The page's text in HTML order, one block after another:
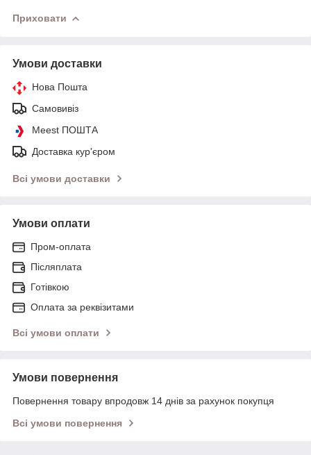
Приховати
Умови доставки
Нова Пошта
Самовивіз
Meest ПОШТА
Доставка кур'єром
Всі умови доставки
Умови оплати
Пром-оплата
Післяплата
Готівкою
Оплата за реквізитами
Всі умови оплати
Умови повернення
Повернення товару впродовж 14 днів за рахунок покупця
Всі умови повернення